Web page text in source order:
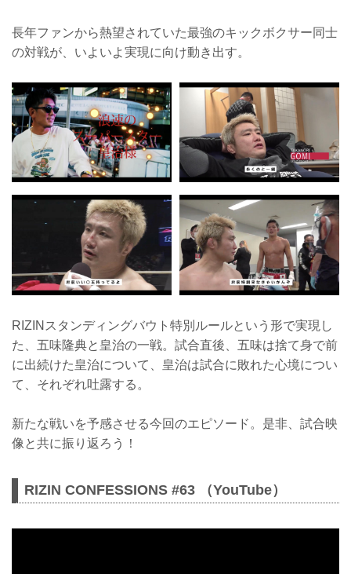
長年ファンから熱望されていた最強のキックボクサー同士
の対戦が、いよいよ実現に向け動き出す。
RIZINスタンディングバウト特別ルールという形で実現し
た、五味隆典と皇治の一戦。試合直後、五味は捨て身で前
に出続けた皇治について、皇治は試合に敗れた心境につい
て、それぞれ吐露する。
新たな戦いを予感させる今回のエピソード。是非、試合映
像と共に振り返ろう！
RIZIN CONFESSIONS #63 （YouTube）